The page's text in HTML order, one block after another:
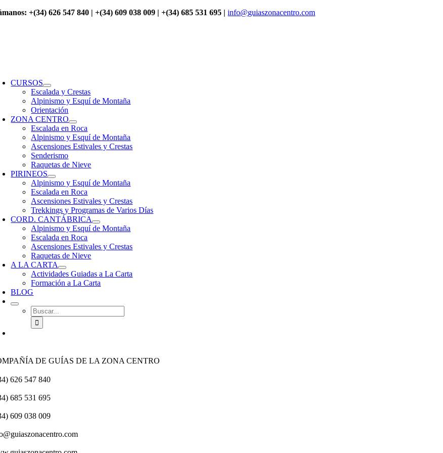
Saltar +(34) 626 547 840 | +(34) 609 038 009 | +(34) 685 531 695 | info@guiaszonacentro.com
CURSOS
Escalada y Crestas
Alpinismo y Esquí de Montaña
Orientación
ZONA CENTRO
Escalada en Roca
Alpinismo y Esquí de Montaña
Ascensiones Estivales y Crestas
Senderismo
Raquetas de Nieve
PIRINEOS
Alpinismo y Esquí de Montaña
Escalada en Roca
Ascensiones Estivales y Crestas
Trekkings y Programas de Varios Días
CORD. CANTÁBRICA
Alpinismo y Esquí de Montaña
Escalada en Roca
Ascensiones Estivales y Crestas
Raquetas de Nieve
A LA CARTA
Actividades Guiadas a La Carta
Formación a La Carta
BLOG
Buscar:
DE GUÍAS DE LA ZONA CENTRO
626 547 840
685 531 695
609 038 009